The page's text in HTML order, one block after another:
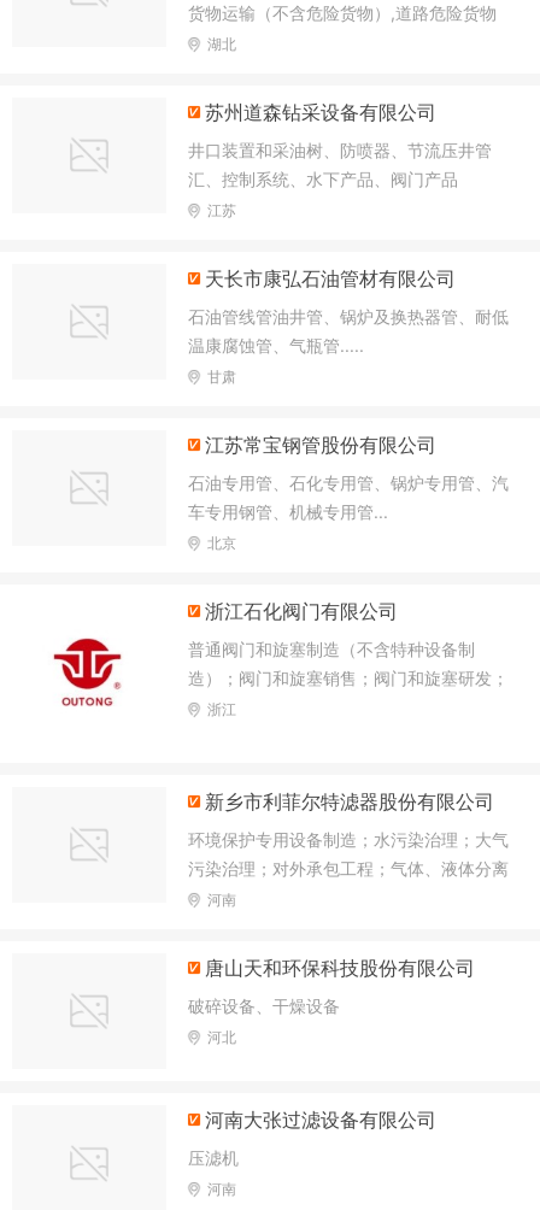
货物运输（不含危险货物）,道路危险货物
运输,公共铁路运输,水路普通货物运输,发电
供电、受电电力设施的安装、维修和试验,
电气安装服务,检验检测服务,特种设备检验
检测,住宿服务,餐饮服务,食品销售。
湖北
苏州道森钻采设备有限公司
井口装置和采油树、防喷器、节流压井管
汇、控制系统、水下产品、阀门产品
江苏
天长市康弘石油管材有限公司
石油管线管油井管、锅炉及换热器管、耐低
温康腐蚀管、气瓶管.....
甘肃
江苏常宝钢管股份有限公司
石油专用管、石化专用管、锅炉专用管、汽
车专用钢管、机械专用管...
北京
浙江石化阀门有限公司
普通阀门和旋塞制造（不含特种设备制
造）；阀门和旋塞销售；阀门和旋塞研发；
技术服务、技术开发
浙江
新乡市利菲尔特滤器股份有限公司
环境保护专用设备制造；水污染治理；大气
污染治理；对外承包工程；气体、液体分离
及纯净设备制造；液压动力机械及元件制
河南
唐山天和环保科技股份有限公司
破碎设备、干燥设备
河北
河南大张过滤设备有限公司
压滤机
河南